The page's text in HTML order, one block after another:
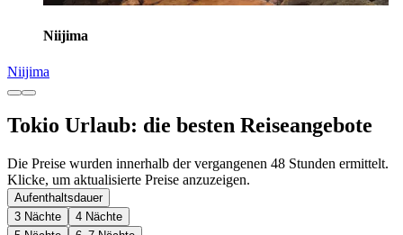
Niijima
Niijima
Tokio Urlaub: die besten Reiseangebote
Die Preise wurden innerhalb der vergangenen 48 Stunden ermittelt.
Klicke, um aktualisierte Preise anzuzeigen.
Aufenthaltsdauer
3 Nächte
4 Nächte